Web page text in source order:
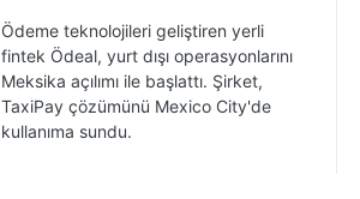
Ödeme teknolojileri geliştiren yerli
fintek Ödeal, yurt dışı operasyonlarını
Meksika açılımı ile başlattı. Şirket,
TaxiPay çözümünü Mexico City'de
kullanıma sundu.